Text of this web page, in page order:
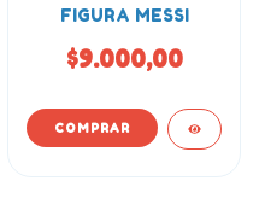
FIGURA MESSI
$9.000,00